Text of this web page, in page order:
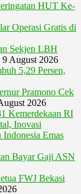
HUT Ke-
Operasi Gratis di
Sekjen LBH
9 August 2026
5,29 Persen,
Pramono Cek
2026
Kemerdekaan RI
Inovasi
Emas
Bayar Gaji ASN
FWJ Bekasi